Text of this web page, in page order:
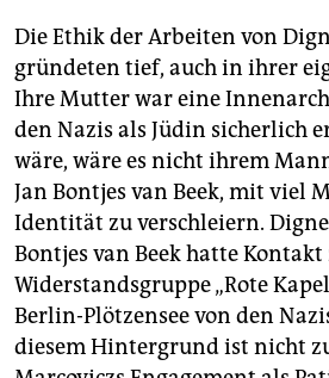
Die Ethik der Arbeiten von
gründeten tief, auch in ihrer
Ihre Mutter war eine
den Nazis als Jüdin sicherlich
wäre, wäre es nicht ihrem
Jan Bontjes van Beek, mit viel
Identität zu verschleiern.
Bontjes van Beek hatte Kontakt
Widerstandsgruppe „Rote
Berlin-Plötzensee von den
diesem Hintergrund ist nicht